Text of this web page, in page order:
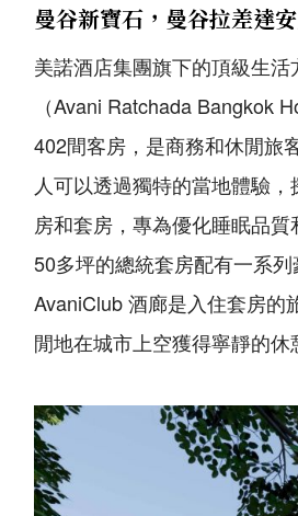
曼谷新寶石，曼谷拉差達
美諾酒店集團旗下的頂級生
（Avani Ratchada Bangkok
402間客房，是商務和休閒旅
人可以透過獨特的當地體驗
房和套房，專為優化睡眠品
50多坪的總統套房配有一系
AvaniClub 酒廊是入住套房的
閒地在城市上空獲得寧靜的休